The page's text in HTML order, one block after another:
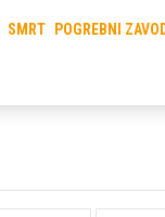
SMRT POGREBNI